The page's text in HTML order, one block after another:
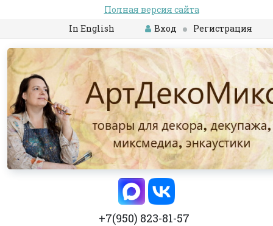
Полная версия сайта
In English
Вход Регистрация
+7(950) 823-81-57